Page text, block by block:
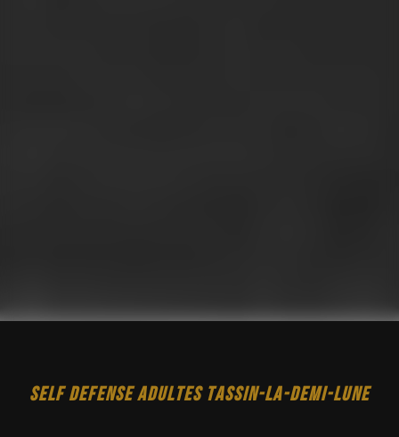
SELF DEFENSE ADULTES TASSIN-LA-DEMI-LUNE